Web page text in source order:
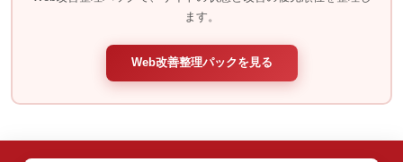
ます。
Web改善整理パックを見る